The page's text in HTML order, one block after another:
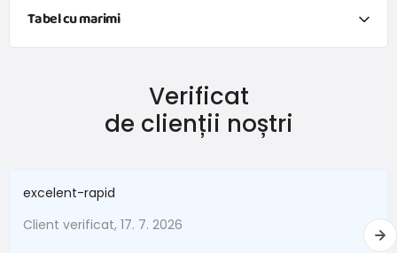
Tabel cu marimi
Înălțime (cm)
New Baby do 50 do 3,4
1 - 3 luni
Verificat
de clienții noștri
excelent-rapid
Client verificat, 17. 7. 2026